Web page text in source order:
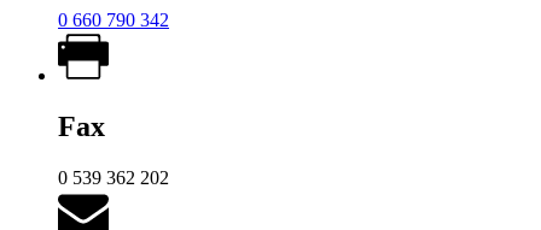
0 660 790 342
Fax
0 539 362 202